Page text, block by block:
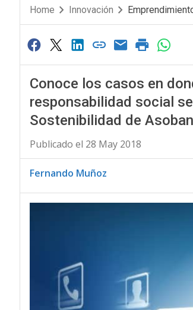
Home Innovación
Conoce los casos en
responsabilidad social
Sostenibilidad de
Publicado el 28 May 2018
Fernando Muñoz